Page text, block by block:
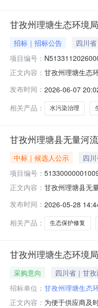
甘孜州理塘生态环境
招标｜招标公告 四川
项目编号：
正文内容： 甘孜州理塘生态
子化采购。一、
详见采购需
发布时间： 2026-06-07
相关产品：
水污染治理
甘孜州理塘县无量河
中标｜候选人公示 四
项目编号：
正文内容： 甘孜州理塘县无
量河流域水污染
发布时间： 2026-05-28
相关产品：
生态保护修复
甘孜州理塘生态环境
采购意向 四川省｜甘
招标单位： 甘孜州理塘生态
正文内容： 为便于供应商及